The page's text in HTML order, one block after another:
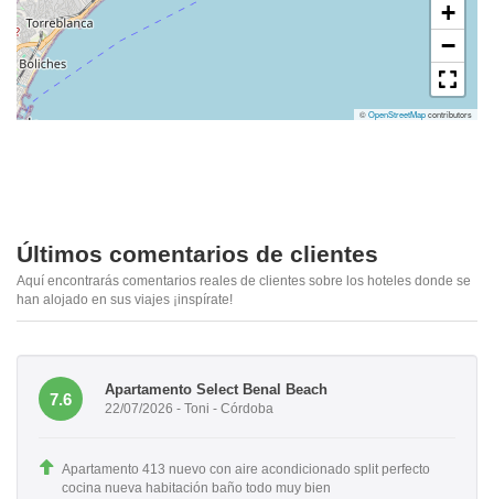
+
−
©OpenStreetMapcontributors
Últimos comentarios de clientes
Aquí encontrarás comentarios reales de clientes sobre los hoteles donde se
han alojado en sus viajes ¡inspírate!
7.6
Apartamento Select Benal Beach
22/07/2026 - Toni - Córdoba
Apartamento 413 nuevo con aire acondicionado split perfecto
cocina nueva habitación baño todo muy bien